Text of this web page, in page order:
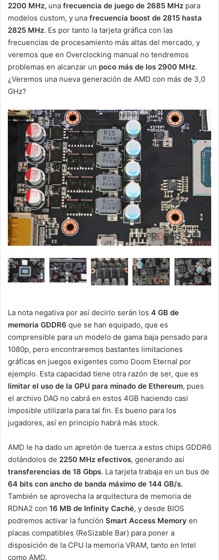
2200 MHz, una frecuencia de juego de 2685 MHz para
modelos custom, y una frecuencia boost de 2815 hasta
2825 MHz. Es por tanto la tarjeta gráfica con las
frecuencias de procesamiento más altas del mercado, y
veremos que en Overclocking manual no tendremos
problemas en alcanzar un poco más de los 2900 MHz.
¿Veremos una nueva generación de AMD con más de 3,0
GHz?
La nota negativa por así decirlo serán los 4 GB de
memoria GDDR6 que se han equipado, que es
comprensible para un modelo de gama baja pensado para
1080p, pero encontraremos bastantes limitaciones
gráficas en juegos exigentes como Doom Eternal por
ejemplo. Esta capacidad tiene otra razón de ser, que es
limitar el uso de la GPU para minado de Ethereum, pues
el archivo DAG no cabrá en estos 4GB haciendo casi
imposible utilizarla para tal fin. Es bueno para los
jugadores, así en principio habrá más stock.
AMD le ha dado un apretón de tuerca a estos chips GDDR6
dotándolos de 2250 MHz efectivos, generando así
transferencias de 18 Gbps. La tarjeta trabaja en un bus de
64 bits con ancho de banda máximo de 144 GB/s.
También se aprovecha la arquitectura de memoria de
RDNA2 con 16 MB de Infinity Caché, y desde BIOS
podremos activar la función Smart Access Memory en
placas compatibles (ReSizable Bar) para poner a
disposición de la CPU la memoria VRAM, tanto en Intel
como AMD.